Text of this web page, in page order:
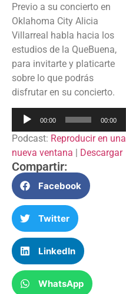
Previo a su concierto en
Oklahoma City Alicia
Villarreal habla hacia los
estudios de la QueBuena,
para invitarte y platicarte
sobre lo que podrás
disfrutar en su concierto.
Reproductor
audio
00:00 00:00
Podcast: Reproducir en una
nueva ventana
Descargar
Compartir:
Facebook
Twitter
LinkedIn
WhatsApp